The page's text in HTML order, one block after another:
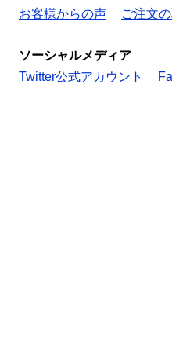
お客様からの声
ご注文
ソーシャルメディア
Twitter公式アカウント